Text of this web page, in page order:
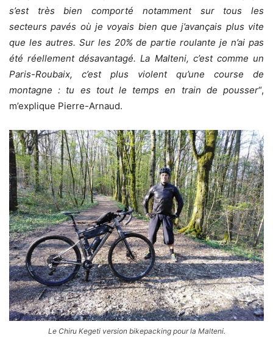
s’est très bien comporté notamment sur tous les
secteurs pavés où je voyais bien que j’avançais plus vite
que les autres. Sur les 20% de partie roulante je n’ai pas
été réellement désavantagé. La Malteni, c’est comme un
Paris-Roubaix, c’est plus violent qu’une course de
montagne : tu es tout le temps en train de pousser“,
m’explique Pierre-Arnaud.
Le Chiru Kegeti version bikepacking pour la Malteni.